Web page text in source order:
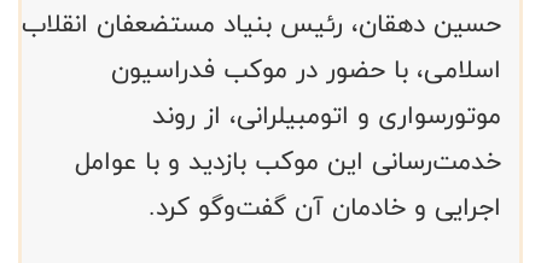
حسین دهقان، رئیس بنیاد مستضعفان انقلاب
اسلامی، با حضور در موکب فدراسیون
موتورسواری و اتومبیلرانی، از روند
خدمت‌رسانی این موکب بازدید و با عوامل
اجرایی و خادمان آن گفت‌وگو کرد.